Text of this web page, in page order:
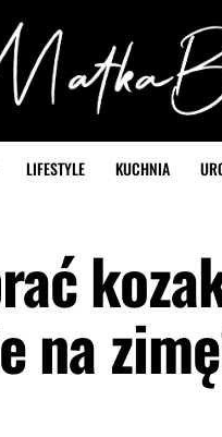
LIFESTYLE KUCHNIA
na